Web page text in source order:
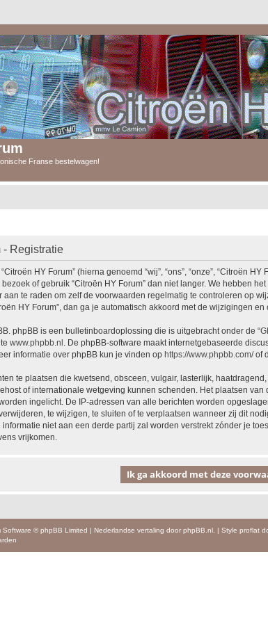
Franse bestelwagen!
- Registratie
HY Forum” (hierna genoemd “wij”, “ons”, “onze”, “Citroën
of gebruik “Citroën HY Forum” dan niet langer. We hebben
aan te raden om zelf de voorwaarden regelmatig te controleren op
HY Forum”, dan ga je automatisch akkoord met de wijzigingen
phpBB is een bulletinboardoplossing die is uitgebracht onder de “
www.phpbb.nl . De phpBB-software maakt internetgebaseerde
informatie over phpBB kun je vinden op https://www.phpbb.com/of
te plaatsen die kwetsend, obsceen, vulgair, lasterlijk,
of internationale wetgeving kunnen schenden. Het plaatsen
ingelicht. De IP-adressen van alle berichten worden
te wijzigen, te sluiten of te verplaatsen wanneer zij dit
niet aan een derde partij zal worden verstrekt zónder je
vrijkomen.
Software © phpBB Limited | Nederlandse vertaling door phpBB.nl | Style proflat